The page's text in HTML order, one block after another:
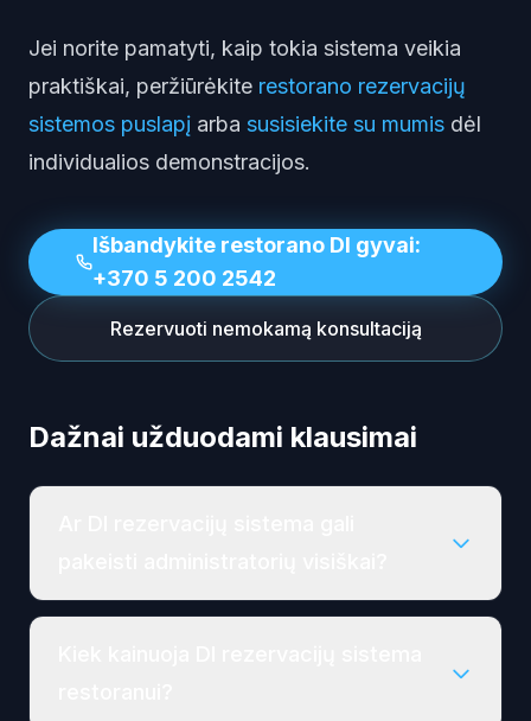
Jei norite pamatyti, kaip tokia sistema veikia
praktiškai, peržiūrėkite restorano rezervacijų
sistemos puslapį arba susisiekite su mumis dėl
individualios demonstracijos.
Išbandykite restorano DI gyvai:
+370 5 200 2542
Rezervuoti nemokamą konsultaciją
Dažnai užduodami klausimai